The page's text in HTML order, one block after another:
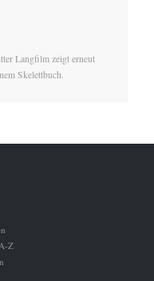
Langfilm zeigt erneut
Skelettbuch.
Z